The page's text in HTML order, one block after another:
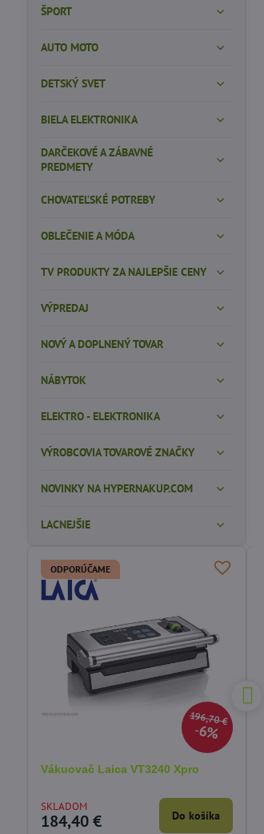
ŠPORT
AUTO MOTO
DETSKÝ SVET
BIELA ELEKTRONIKA
DARČEKOVÉ A ZÁBAVNÉ
PREDMETY
CHOVATEĽSKÉ POTREBY
OBLEČENIE A MÓDA
TV PRODUKTY ZA NAJLEPŠIE CENY
VÝPREDAJ
NOVÝ A DOPLNENÝ TOVAR
NÁBYTOK
ELEKTRO - ELEKTRONIKA
VÝROBCOVIA TOVAROVÉ ZNAČKY
NOVINKY NA HYPERNAKUP.COM
LACNEJŠIE
196,70 €
6%
ODPORÚČAME
Vákuovač Laica VT3240 Xpro
SKLADOM
184,40 € Do košíka